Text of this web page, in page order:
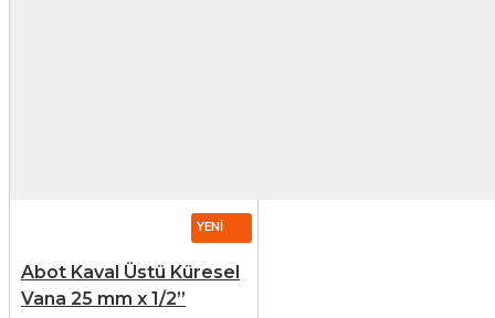
YENI
Abot Kaval Üstü Küresel
Vana 25 mm x 1/2”